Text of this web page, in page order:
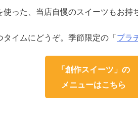
使った、当店自慢のスイーツもお持
イムにどうぞ。季節限定の「プラ
「創作スイーツ」の
メニューはこちら